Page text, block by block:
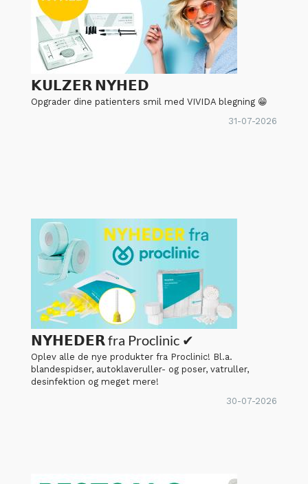
𝗞𝗨𝗟𝗭𝗘𝗥 𝗡𝗬𝗛𝗘𝗗
Opgrader dine patienters smil med VIVIDA blegning 😁
31-07-2026
𝗡𝗬𝗛𝗘𝗗𝗘𝗥 fra Proclinic ✔
Oplev alle de nye produkter fra Proclinic! Bl.a.
blandespidser, autoklaveruller- og poser, vatruller,
desinfektion og meget mere!
30-07-2026